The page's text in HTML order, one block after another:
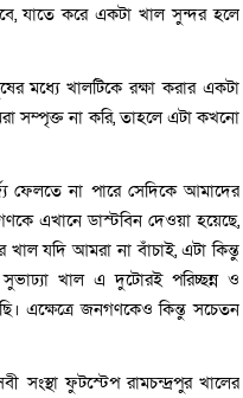
যাতে করে একটা খাল সুন্দর হলে
মধ্যে খালটিকে রক্ষা করার একটা
সম্পৃক্ত না করি, তাহলে এটা কখনো
ফেলতে না পারে সেদিকে আমাদের
এখানে ডাস্টবিন দেওয়া হয়েছে,
খাল যদি আমরা না বাঁচাই, এটা কিন্তু
খাল এ দুটোরই পরিচ্ছন্ন ও
এক্ষেত্রে জনগণকেও কিন্তু সচেতন
সংস্থা ফুটস্টেপ রামচন্দ্রপুর খালের